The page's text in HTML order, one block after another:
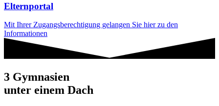
Elternportal
Mit Ihrer Zugangsberechtigung gelangen Sie hier zu den
Informationen
3 Gymnasien
unter einem Dach